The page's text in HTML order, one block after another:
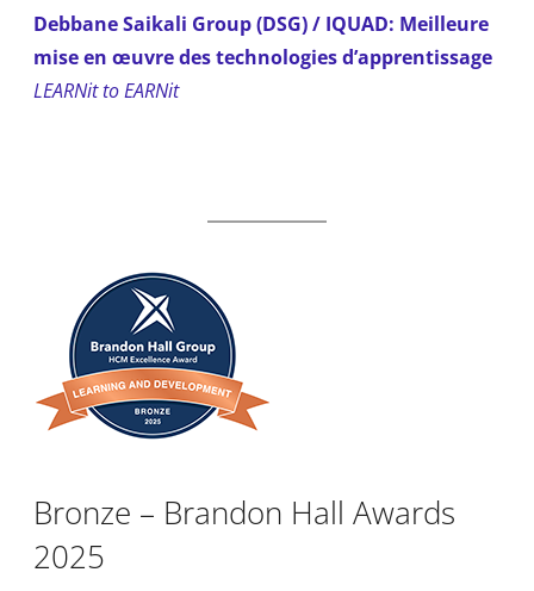
Debbane Saikali Group (DSG) / IQUAD: Meilleure
mise en œuvre des technologies d’apprentissage
LEARNit to EARNit
Bronze – Brandon Hall Awards
2025